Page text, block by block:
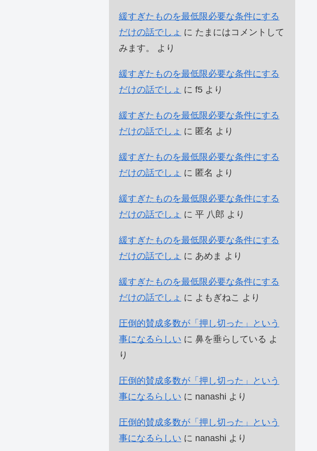
緩すぎたものを最低限必要な条件にする
だけの話でしょ に たまにはコメントして
みます。
より
緩すぎたものを最低限必要な条件にする
だけの話でしょ に f5 より
緩すぎたものを最低限必要な条件にする
だけの話でしょ に 匿名 より
緩すぎたものを最低限必要な条件にする
だけの話でしょ に 匿名 より
緩すぎたものを最低限必要な条件にする
だけの話でしょ に 平 八郎 より
緩すぎたものを最低限必要な条件にする
だけの話でしょ に あめま より
緩すぎたものを最低限必要な条件にする
だけの話でしょ に よもぎねこ より
圧倒的賛成多数が「押し切った」という
事になるらしい に 鼻を垂らしている よ
り
圧倒的賛成多数が「押し切った」という
事になるらしい に nanashi より
圧倒的賛成多数が「押し切った」という
事になるらしい に nanashi より